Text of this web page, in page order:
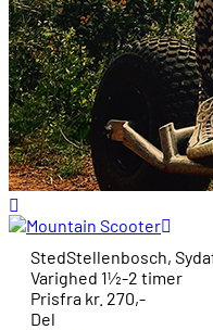
StedStellenbosch,
Varighed 1½-2 timer
Prisfra kr. 270,-
Del